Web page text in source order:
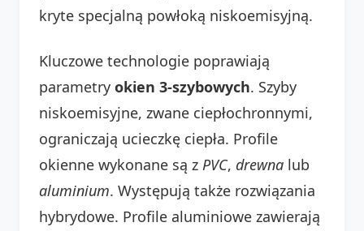
kryte specjalną powłoką niskoemisyjną.
Kluczowe technologie poprawiają
parametry okien 3-szybowych. Szyby
niskoemisyjne, zwane ciepłochronnymi,
ograniczają ucieczkę ciepła. Profile
okienne wykonane są z PVC, drewna lub
aluminium. Występują także rozwiązania
hybrydowe. Profile aluminiowe zawierają